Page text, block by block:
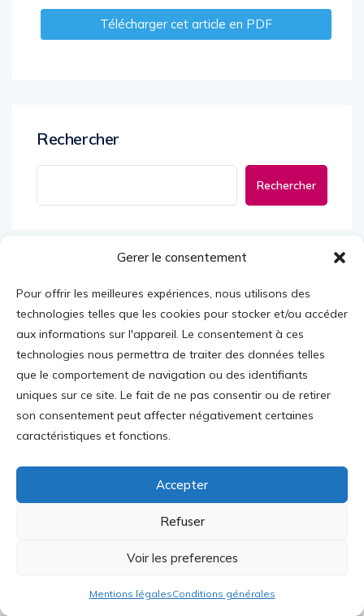
Gerer le consentement
Pour offrir les meilleures expériences, nous utilisons des
technologies telles que les cookies pour stocker et/ou accéder
aux informations sur l'appareil. Le consentement à ces
technologies nous permettra de traiter des données telles
que le comportement de navigation ou des identifiants
uniques sur ce site. Le fait de ne pas consentir ou de retirer
son consentement peut affecter négativement certaines
caractéristiques et fonctions.
Accepter
Refuser
Voir les preferences
Mentions légalesConditions générales
Télécharger cet article en PDF
Rechercher
Rechercher
Journal des Libertés, No. 24